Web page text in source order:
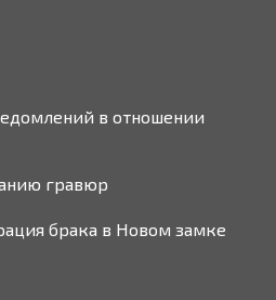
в отношении
гравюр
брака в Новом замке